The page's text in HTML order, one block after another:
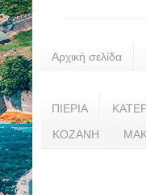
Αρχική σελίδα
ΠΙΕΡΙΑ
ΚΟΖΑΝΗ